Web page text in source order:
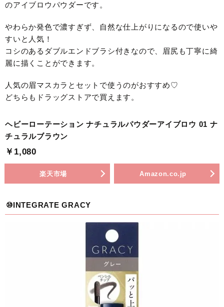
のアイブロウパウダーです。
やわらか発色で濃すぎず、自然な仕上がりになるので使いや
すいと人気！
コシのあるダブルエンドブラシ付きなので、眉尻も丁寧に綺
麗に描くことができます。
人気の眉マスカラとセットで使うのがおすすめ♡
どちらもドラッグストアで買えます。
ヘビーローテーション ナチュラルパウダーアイブロウ 01 ナ
チュラルブラウン
￥1,080
楽天市場 Amazon.co.jp
⑩INTEGRATE GRACY